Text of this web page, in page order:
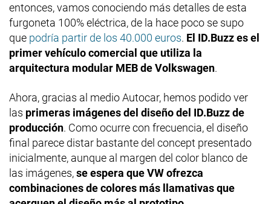
entonces, vamos conociendo más detalles de esta
furgoneta 100% eléctrica, de la hace poco se supo
que podría partir de los 40.000 euros. El ID.Buzz es el
primer vehículo comercial que utiliza la
arquitectura modular MEB de Volkswagen.
Ahora, gracias al medio Autocar, hemos podido ver
las primeras imágenes del diseño del ID.Buzz de
producción. Como ocurre con frecuencia, el diseño
final parece distar bastante del concept presentado
inicialmente, aunque al margen del color blanco de
las imágenes,se espera que VW ofrezca
combinaciones de colores más llamativas que